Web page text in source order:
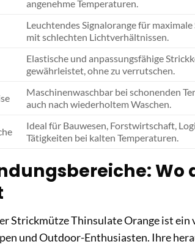
angenehme Temperaturen.
Leuchtendes Signalorange für
mit schlechten Lichtverhältnissen.
Elastische und anpassungsfähige
gewährleistet, ohne zu verrutschen.
Maschinenwaschbar bei schonenden
auch nach wiederholtem Waschen.
Ideal für Bauwesen, Forstwirtschaft,
Tätigkeiten bei kalten Temperaturen.
Wo
Strickmütze Thinsulate Orange ist
und Outdoor-Enthusiasten. Ihre